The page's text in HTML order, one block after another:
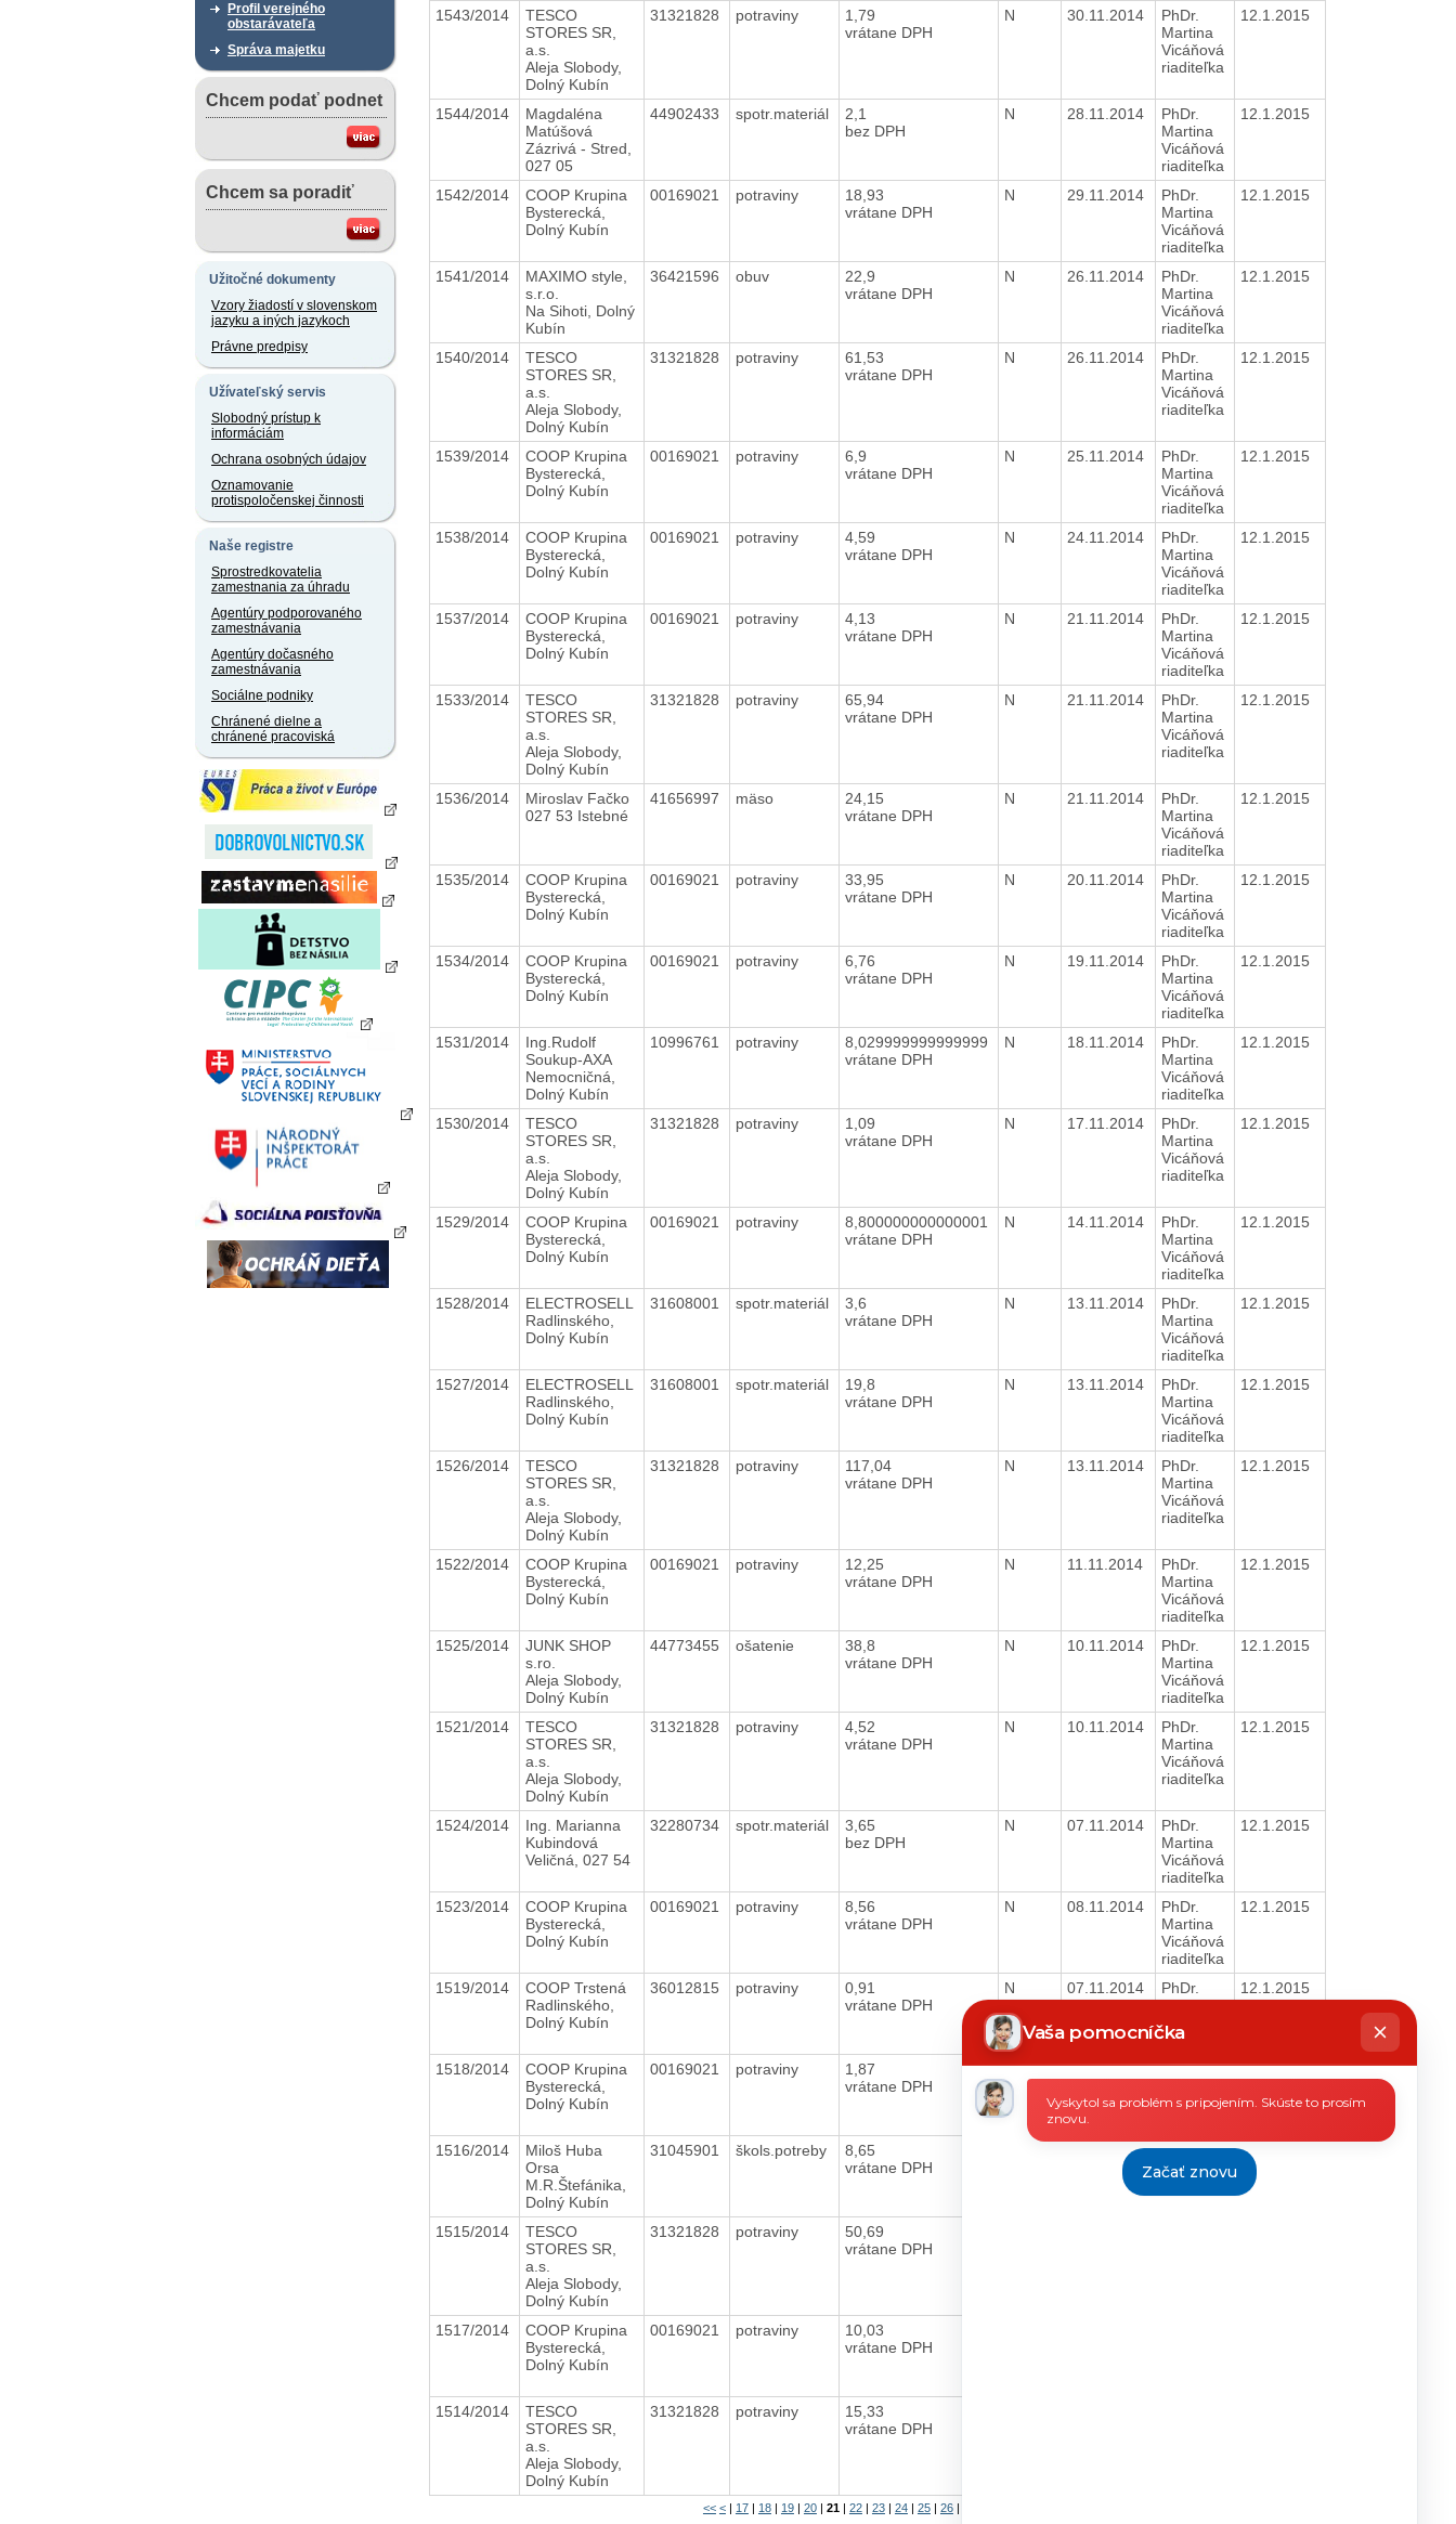
Profil verejného
obstarávateľa
Správa majetku
Chcem podať podnet
Chcem sa poradiť
Užitočné dokumenty
Vzory žiadostí v slovenskom
jazyku a iných jazykoch
Právne predpisy
Užívateľský servis
Slobodný prístup k
informáciám
Ochrana osobných údajov
Oznamovanie
protispoločenskej činnosti
Naše registre
Sprostredkovatelia
zamestnania za úhradu
Agentúry podporovaného
zamestnávania
Agentúry dočasného
zamestnávania
Sociálne podniky
Chránené dielne a
chránené pracoviská
1543/2014
TESCO
STORES SR,
a.s.
Aleja Slobody,
Dolný Kubín
31321828 potraviny
1,79
vrátane DPH
N 30.11.2014
PhDr.
Martina
Vicáňová
riaditeľka
12.1.2015
1544/2014
Magdaléna
Matúšová
Zázrivá - Stred,
027 05
44902433 spotr.materiál
2,1
bez DPH
N 28.11.2014
PhDr.
Martina
Vicáňová
riaditeľka
12.1.2015
1542/2014
COOP Krupina
Bysterecká,
Dolný Kubín
00169021 potraviny
18,93
vrátane DPH
N 29.11.2014
PhDr.
Martina
Vicáňová
riaditeľka
12.1.2015
1541/2014
MAXIMO style,
s.r.o.
Na Sihoti, Dolný
Kubín
36421596 obuv
22,9
vrátane DPH
N 26.11.2014
PhDr.
Martina
Vicáňová
riaditeľka
12.1.2015
1540/2014
TESCO
STORES SR,
a.s.
Aleja Slobody,
Dolný Kubín
31321828 potraviny
61,53
vrátane DPH
N 26.11.2014
PhDr.
Martina
Vicáňová
riaditeľka
12.1.2015
1539/2014
COOP Krupina
Bysterecká,
Dolný Kubín
00169021 potraviny
6,9
vrátane DPH
N 25.11.2014
PhDr.
Martina
Vicáňová
riaditeľka
12.1.2015
1538/2014
COOP Krupina
Bysterecká,
Dolný Kubín
00169021 potraviny
4,59
vrátane DPH
N 24.11.2014
PhDr.
Martina
Vicáňová
riaditeľka
12.1.2015
1537/2014
COOP Krupina
Bysterecká,
Dolný Kubín
00169021 potraviny
4,13
vrátane DPH
N 21.11.2014
PhDr.
Martina
Vicáňová
riaditeľka
12.1.2015
1533/2014
TESCO
STORES SR,
a.s.
Aleja Slobody,
Dolný Kubín
31321828 potraviny
65,94
vrátane DPH
N 21.11.2014
PhDr.
Martina
Vicáňová
riaditeľka
12.1.2015
1536/2014
Miroslav Fačko
027 53 Istebné
41656997 mäso
24,15
vrátane DPH
N 21.11.2014
PhDr.
Martina
Vicáňová
riaditeľka
12.1.2015
1535/2014
COOP Krupina
Bysterecká,
Dolný Kubín
00169021 potraviny
33,95
vrátane DPH
N 20.11.2014
PhDr.
Martina
Vicáňová
riaditeľka
12.1.2015
1534/2014
COOP Krupina
Bysterecká,
Dolný Kubín
00169021 potraviny
6,76
vrátane DPH
N 19.11.2014
PhDr.
Martina
Vicáňová
riaditeľka
12.1.2015
1531/2014
Ing.Rudolf
Soukup-AXA
Nemocničná,
Dolný Kubín
10996761 potraviny
8,029999999999999
vrátane DPH
N 18.11.2014
PhDr.
Martina
Vicáňová
riaditeľka
12.1.2015
1530/2014
TESCO
STORES SR,
a.s.
Aleja Slobody,
Dolný Kubín
31321828 potraviny
1,09
vrátane DPH
N 17.11.2014
PhDr.
Martina
Vicáňová
riaditeľka
12.1.2015
1529/2014
COOP Krupina
Bysterecká,
Dolný Kubín
00169021 potraviny
8,800000000000001
vrátane DPH
N 14.11.2014
PhDr.
Martina
Vicáňová
riaditeľka
12.1.2015
1528/2014
ELECTROSELL
Radlinského,
Dolný Kubín
31608001 spotr.materiál
3,6
vrátane DPH
N 13.11.2014
PhDr.
Martina
Vicáňová
riaditeľka
12.1.2015
1527/2014
ELECTROSELL
Radlinského,
Dolný Kubín
31608001 spotr.materiál
19,8
vrátane DPH
N 13.11.2014
PhDr.
Martina
Vicáňová
riaditeľka
12.1.2015
1526/2014
TESCO
STORES SR,
a.s.
Aleja Slobody,
Dolný Kubín
31321828 potraviny
117,04
vrátane DPH
N 13.11.2014
PhDr.
Martina
Vicáňová
riaditeľka
12.1.2015
1522/2014
COOP Krupina
Bysterecká,
Dolný Kubín
00169021 potraviny
12,25
vrátane DPH
N 11.11.2014
PhDr.
Martina
Vicáňová
riaditeľka
12.1.2015
1525/2014
JUNK SHOP
s.ro.
Aleja Slobody,
Dolný Kubín
44773455 ošatenie
38,8
vrátane DPH
N 10.11.2014
PhDr.
Martina
Vicáňová
riaditeľka
12.1.2015
1521/2014
TESCO
STORES SR,
a.s.
Aleja Slobody,
Dolný Kubín
31321828 potraviny
4,52
vrátane DPH
N 10.11.2014
PhDr.
Martina
Vicáňová
riaditeľka
12.1.2015
1524/2014
Ing. Marianna
Kubindová
Veličná, 027 54
32280734 spotr.materiál
3,65
bez DPH
N 07.11.2014
PhDr.
Martina
Vicáňová
riaditeľka
12.1.2015
1523/2014
COOP Krupina
Bysterecká,
Dolný Kubín
00169021 potraviny
8,56
vrátane DPH
N 08.11.2014
PhDr.
Martina
Vicáňová
riaditeľka
12.1.2015
1519/2014
COOP Trstená
Radlinského,
Dolný Kubín
36012815 potraviny
0,91
vrátane DPH
N 07.11.2014
PhDr.
Martina
Vicáňová
riaditeľka
12.1.2015
1518/2014
COOP Krupina
Bysterecká,
Dolný Kubín
00169021 potraviny
1,87
vrátane DPH
N 06.11.2014
PhDr.
Vicáňová
12.1.2015
1516/2014
Miloš Huba
Orsa
M.R.Štefánika,
Dolný Kubín
31045901 škols.potreby
8,65
vrátane DPH
06.11.2014
PhDr.
Martina
12.1.2015
1515/2014
TESCO
STORES SR,
a.s.
Aleja Slobody,
Dolný Kubín
31321828 potraviny
50,69
vrátane DPH
1517/2014
COOP Krupina
Bysterecká,
Dolný Kubín
00169021 potraviny
10,03
vrátane DPH
1514/2014
TESCO
STORES SR,
a.s.
Aleja Slobody,
Dolný Kubín
31321828 potraviny
15,33
vrátane DPH
<< <| 17| 18| 19| 20| 21| 22| 23| 24| 25| 26|
Vaša pomocníčka
Chatbot
píše
Vyskytol sa problém s pripojením. Skúste to prosím
znovu.
Začať znovu